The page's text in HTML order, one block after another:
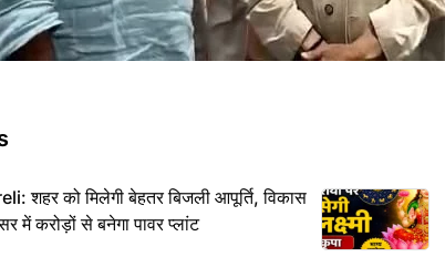
शहर को मिलेगी बेहतर बिजली आपूर्ति, विकास
में करोड़ों से बनेगा पावर प्लांट